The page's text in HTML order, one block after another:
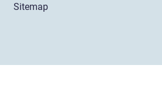
Sitemap